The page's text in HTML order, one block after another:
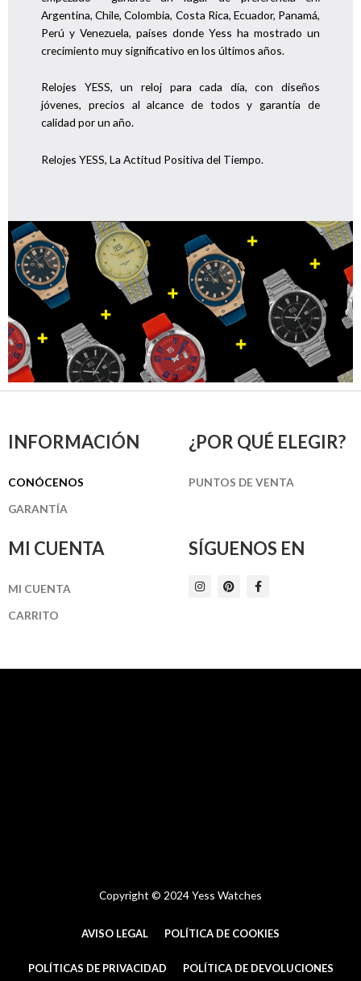
Argentina, Chile, Colombia, Costa Rica, Ecuador, Panamá,
Perú y Venezuela, países donde Yess ha mostrado un
crecimiento muy significativo en los últimos años.
Relojes YESS, un reloj para cada día, con diseños
jóvenes, precios al alcance de todos y garantía de
calidad por un año.
Relojes YESS, La Actitud Positiva del Tiempo.
INFORMACIÓN
CONÓCENOS
GARANTÍA
¿POR QUÉ ELEGIR?
PUNTOS DE VENTA
MI CUENTA
MI CUENTA
CARRITO
SÍGUENOS EN
I
n
m
P
i
t
F
a
-
Copyright © 2024 Yess Watches
AVISO LEGAL POLÍTICA DE COOKIES
POLÍTICAS DE PRIVACIDAD POLÍTICA DE DEVOLUCIONES